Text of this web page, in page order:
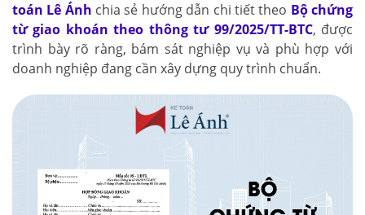
toán Lê Ánh chia sẻ hướng dẫn chi tiết theo Bộ chứng
từ giao khoán theo thông tư 99/2025/TT-BTC, được
trình bày rõ ràng, bám sát nghiệp vụ và phù hợp với
doanh nghiệp đang cần xây dựng quy trình chuẩn.